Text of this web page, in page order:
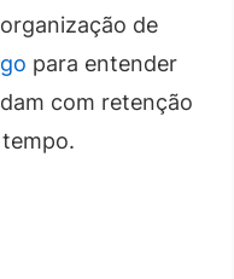
de
para entender
com retenção